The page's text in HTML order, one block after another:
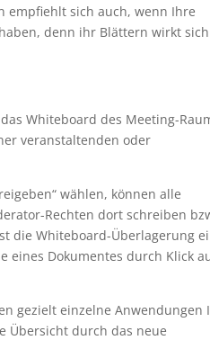
empfiehlt sich auch, wenn Ihre
denn ihr Blättern wirkt sich
Whiteboard des Meeting-
veranstaltenden oder
wählen, können alle
Rechten dort schreiben
die Whiteboard-Überlagerung
eines Dokumentes durch Klick
gezielt einzelne Anwendungen
Übersicht durch das neue